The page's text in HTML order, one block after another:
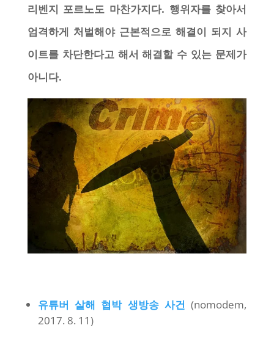
리벤지 포르노도 마찬가지다. 행위자를 찾아서
엄격하게 처벌해야 근본적으로 해결이 되지 사
이트를 차단한다고 해서 해결할 수 있는 문제가
아니다.
유튜버 살해 협박 생방송 사건 (nomodem,
2017. 8. 11)